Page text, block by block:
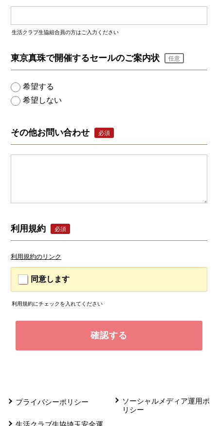
生活クラブ生協組合員の方はご入力ください
東京真珠で開催するセールのご案内状 任意
希望する
希望しない
その他お問い合わせ 必須
利用規約 必須
利用規約のリンク
同意します
利用規約にチェックを入れてください
プライバシーポリシー
ソーシャルメディア運用ポ
リシー
生活クラブ生協埼玉安全運